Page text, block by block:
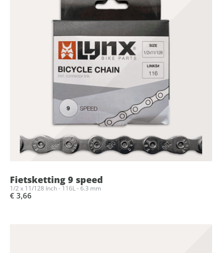
Fietsketting 9 speed
1/2 x 11/128 Inch - 116L - 6.3 mm
€ 3,66